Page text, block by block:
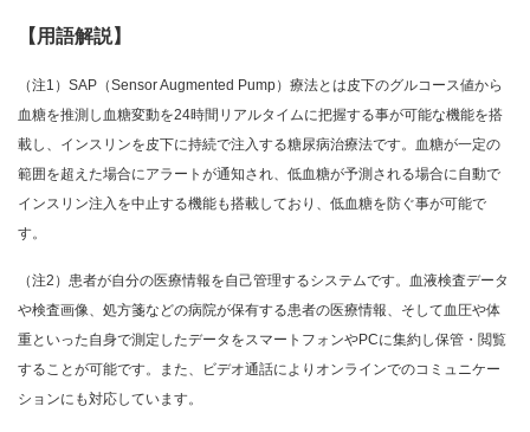
【用語解説】
（注1）SAP（Sensor Augmented Pump）療法とは皮下のグルコース値から
血糖を推測し血糖変動を24時間リアルタイムに把握する事が可能な機能を搭
載し、インスリンを皮下に持続で注入する糖尿病治療法です。血糖が一定の
範囲を超えた場合にアラートが通知され、低血糖が予測される場合に自動で
インスリン注入を中止する機能も搭載しており、低血糖を防ぐ事が可能で
す。
（注2）患者が自分の医療情報を自己管理するシステムです。血液検査データ
や検査画像、処方箋などの病院が保有する患者の医療情報、そして血圧や体
重といった自身で測定したデータをスマートフォンやPCに集約し保管・閲覧
することが可能です。また、ビデオ通話によりオンラインでのコミュニケー
ションにも対応しています。